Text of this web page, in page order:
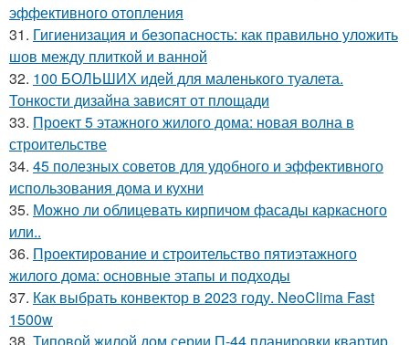
эффективного отопления
31. Гигиенизация и безопасность: как правильно уложить
шов между плиткой и ванной
32. 100 БОЛЬШИХ идей для маленького туалета.
Тонкости дизайна зависят от площади
33. Проект 5 этажного жилого дома: новая волна в
строительстве
34. 45 полезных советов для удобного и эффективного
использования дома и кухни
35. Можно ли облицевать кирпичом фасады каркасного
или..
36. Проектирование и строительство пятиэтажного
жилого дома: основные этапы и подходы
37. Как выбрать конвектор в 2023 году. NeoClima Fast
1500w